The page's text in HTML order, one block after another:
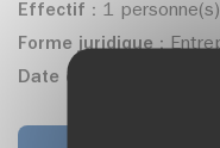
Effectif : 1 personne(s)
Forme juridique :
Date de création :